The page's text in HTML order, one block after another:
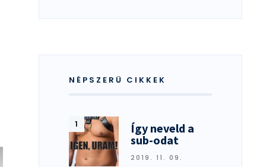
NÉPSZERŰ CIKKEK
Így neveld a
sub-odat
2019. 11. 09.